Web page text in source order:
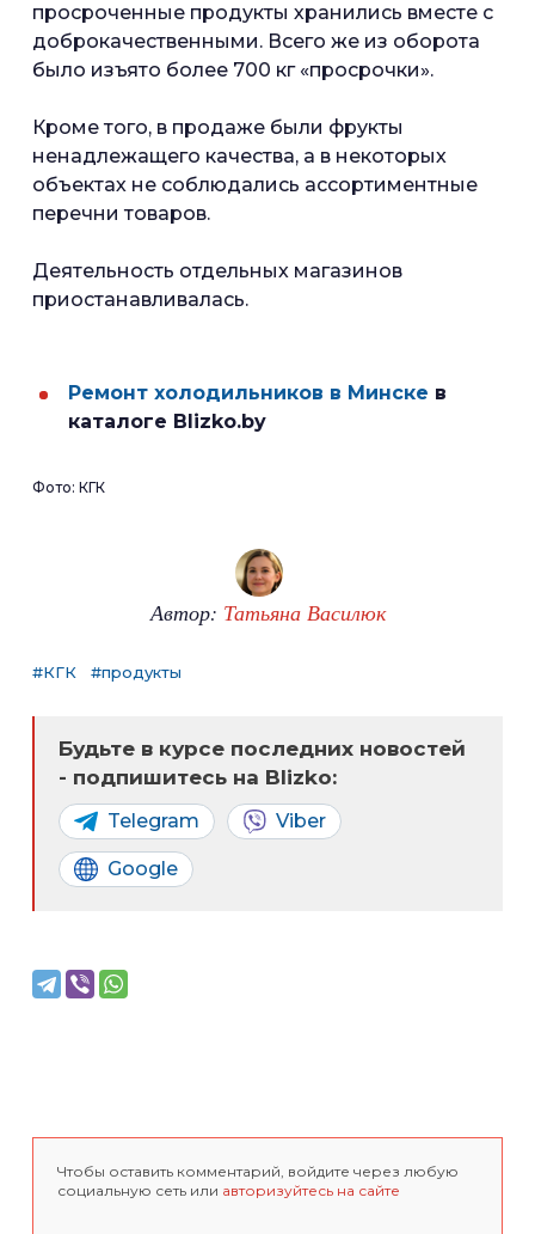
просроченные продукты хранились вместе с
доброкачественными. Всего же из оборота
было изъято более 700 кг «просрочки».
Кроме того, в продаже были фрукты
ненадлежащего качества, а в некоторых
объектах не соблюдались ассортиментные
перечни товаров.
Деятельность отдельных магазинов
приостанавливалась.
Ремонт холодильников в Минске в
каталоге Blizko.by
Фото: КГК
Автор: Татьяна Василюк
#КГК #продукты
Будьте в курсе последних новостей
- подпишитесь на Blizko:
Telegram Viber
Google
Чтобы оставить комментарий, войдите через любую
социальную сеть или авторизуйтесь на сайте